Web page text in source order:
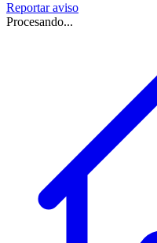
Reportar aviso
Procesando...